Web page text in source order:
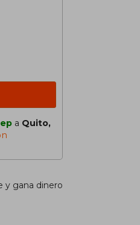
a Quito,
y gana dinero